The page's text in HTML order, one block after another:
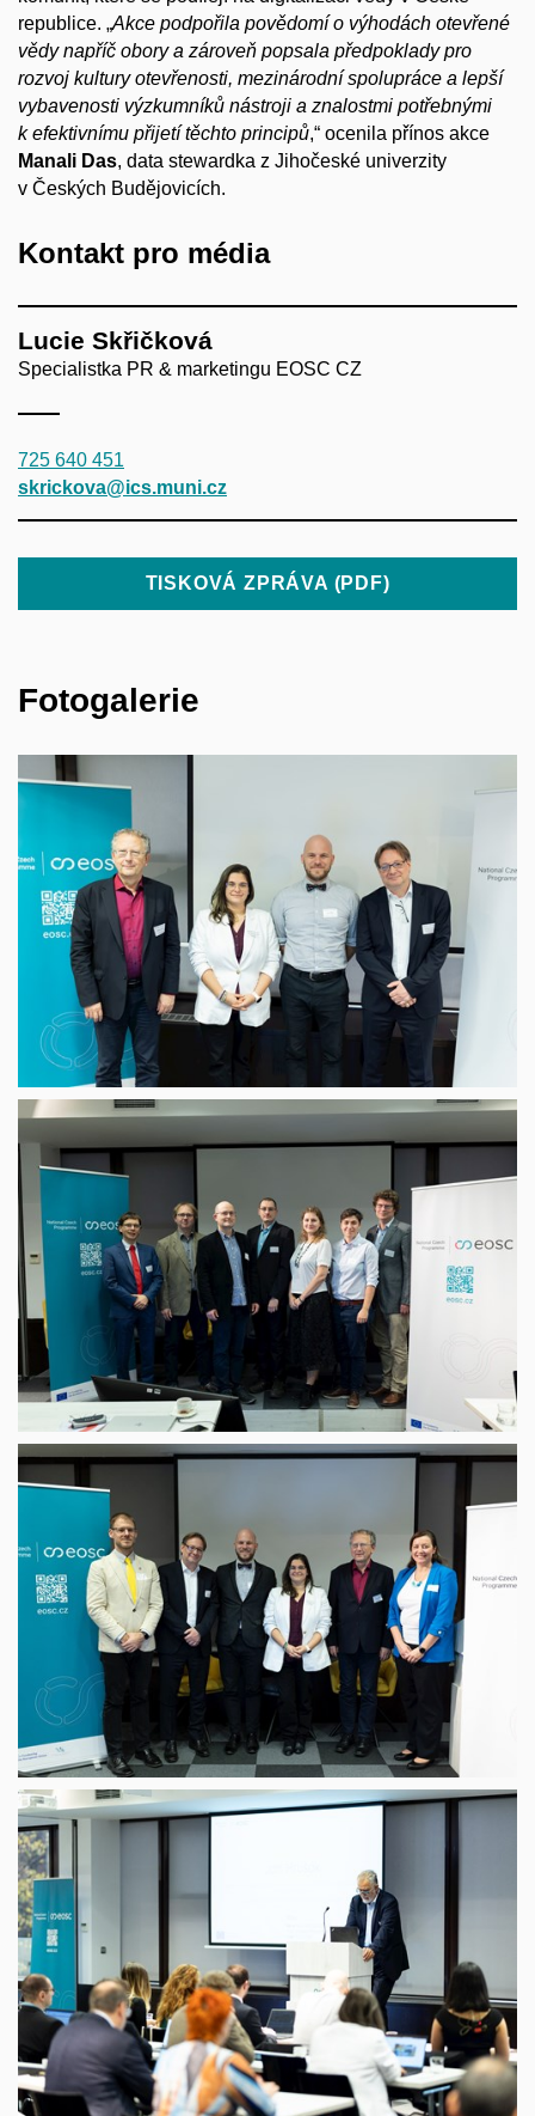
republice. „Akce podpořila povědomí o výhodách otevřené
vědy napříč obory a zároveň popsala předpoklady pro
rozvoj kultury otevřenosti, mezinárodní spolupráce a lepší
vybavenosti výzkumníků nástroji a znalostmi potřebnými
k efektivnímu přijetí těchto principů,“ ocenila přínos akce
Manali Das, data stewardka z Jihočeské univerzity
v Českých Budějovicích.
Kontakt pro média
Lucie Skřičková
Specialistka PR & marketingu EOSC CZ
725 640 451
skrickova@ics.muni.cz
TISKOVÁ ZPRÁVA (PDF)
Fotogalerie